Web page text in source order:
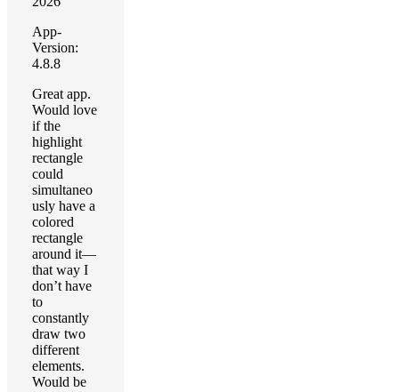
App-
Version:
4.8.8
Great app.
Would love
if the
highlight
rectangle
could
simultaneo
usly have a
colored
rectangle
around it—
that way I
don’t have
to
constantly
draw two
different
elements.
Would be